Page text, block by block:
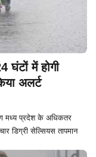
में होगी
अलर्ट
मध्य प्रदेश के अधिकतर
डिग्री सेल्सियस तापमान